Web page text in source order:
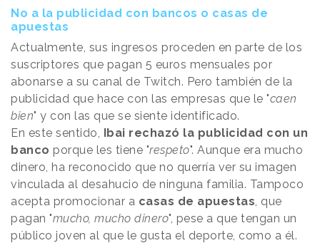
No a la publicidad con bancos o casas de
apuestas
Actualmente, sus ingresos proceden en parte de los
suscriptores que pagan 5 euros mensuales por
abonarse a su canal de Twitch. Pero también de la
publicidad que hace con las empresas que le "caen
bien" y con las que se siente identificado.
En este sentido, Ibai rechazó la publicidad con un
banco porque les tiene "respeto". Aunque era mucho
dinero, ha reconocido que no querría ver su imagen
vinculada al desahucio de ninguna familia. Tampoco
acepta promocionar a casas de apuestas , que
pagan "mucho, mucho dinero", pese a que tengan un
público joven al que le gusta el deporte, como a él.